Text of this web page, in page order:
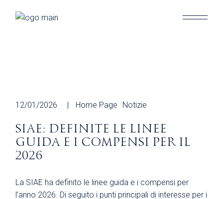
12/01/2026 Home Page Notizie
SIAE: DEFINITE LE LINEE
GUIDA E I COMPENSI PER IL
2026
La SIAE ha definito le linee guida e i compensi per
l’anno 2026. Di seguito i punti principali di interesse per i